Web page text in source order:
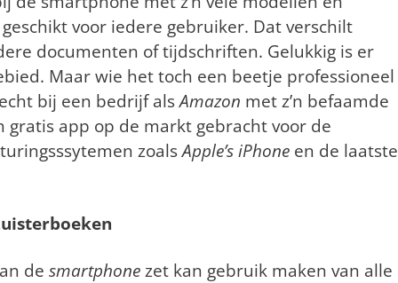
voor iedere gebruiker. Dat verschilt
documenten of tijdschriften. Gelukkig is er
Maar wie het toch een beetje professioneel
bij een bedrijf alsAmazon met z’n befaamde
gratis app op de markt gebracht voor de
zoalsApple’s iPhone en de laatste
de smartphone zet kan gebruik maken van alle